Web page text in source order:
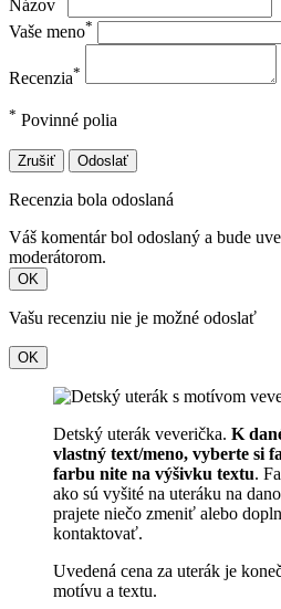
Názov
Vaše meno*
Recenzia*
* Povinné polia
Zrušiť Odoslať
Recenzia bola odoslaná
Váš komentár bol odoslaný a bude
moderátorom.
OK
Vašu recenziu nie je možné odoslať
OK
Detský uterák veverička. K
vlastný text/meno, vyberte si
farbu nite na výšivku textu.
ako sú vyšité na uteráku na
prajete niečo zmeniť alebo
kontaktovať.
Uvedená cena za uterák je
motívu a textu.